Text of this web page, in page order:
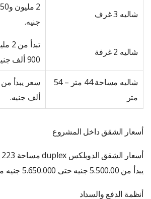
شاليه 3 غرف
جنيه.
شاليه 2 غرفة
900 ألف جنيه مصري
شاليه مساحة 44 متر – 54
متر
ألف جنيه.
أسعار الشقق داخل المشروع
يبدأ من 5.500.00 جنيه حتى 5.650.000 جنيه مصري.
أنظمة الدفع والسداد